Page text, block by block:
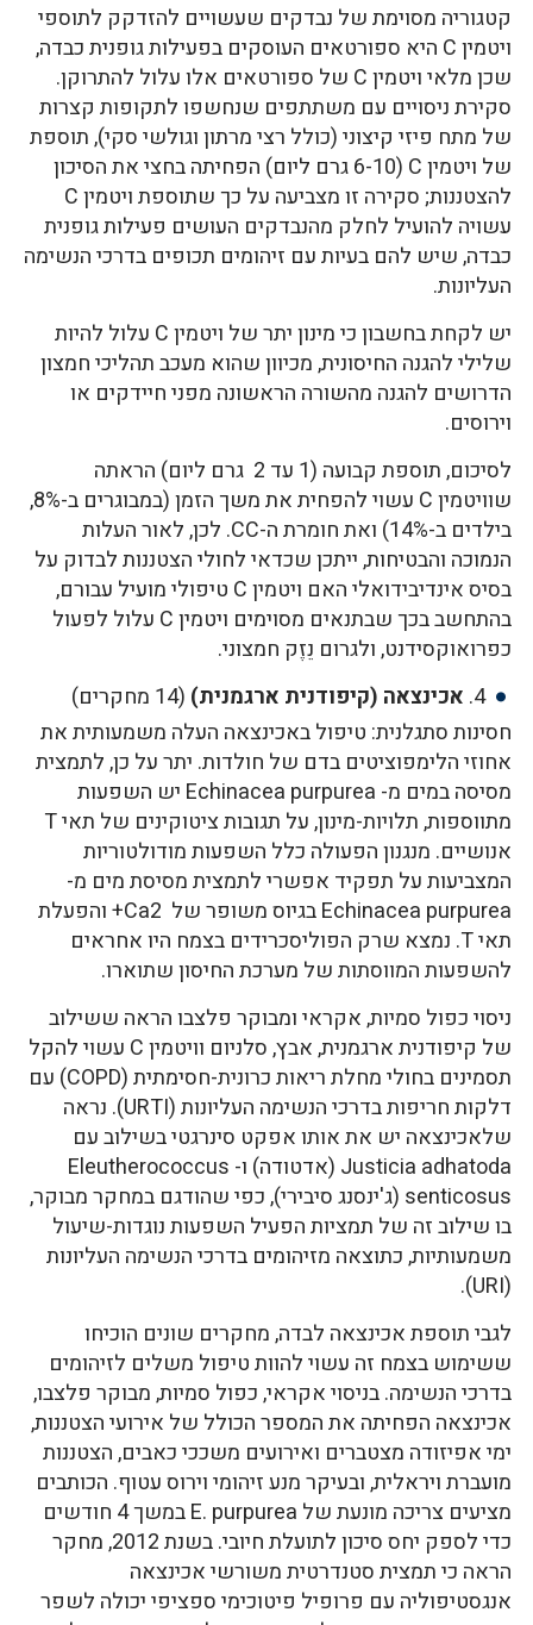
קטגוריה מסוימת של נבדקים שעשויים להזדקק לתוספי
ויטמין C היא ספורטאים העוסקים בפעילות גופנית כבדה,
שכן מלאי ויטמין C של ספורטאים אלו עלול להתרוקן.
סקירת ניסויים עם משתתפים שנחשפו לתקופות קצרות
של מתח פיזי קיצוני (כולל רצי מרתון וגולשי סקי), תוספת
של ויטמין C (6-10 גרם ליום) הפחיתה בחצי את הסיכון
להצטננות; סקירה זו מצביעה על כך שתוספת ויטמין C
עשויה להועיל לחלק מהנבדקים העושים פעילות גופנית
כבדה, שיש להם בעיות עם זיהומים תכופים בדרכי הנשימה
העליונות.
יש לקחת בחשבון כי מינון יתר של ויטמין C עלול להיות
שלילי להגנה החיסונית, מכיוון שהוא מעכב תהליכי חמצון
הדרושים להגנה מהשורה הראשונה מפני חיידקים או
וירוסים.
לסיכום, תוספת קבועה (1 עד 2 גרם ליום) הראתה
שוויטמין C עשוי להפחית את משך הזמן (במבוגרים ב-8%,
בילדים ב-14%) ואת חומרת ה-CC. לכן, לאור העלות
הנמוכה והבטיחות, ייתכן שכדאי לחולי הצטננות לבדוק על
בסיס אינדיבידואלי האם ויטמין C טיפולי מועיל עבורם,
בהתחשב בכך שבתנאים מסוימים ויטמין C עלול לפעול
כפרואוקסידנט, ולגרום נֵזֶק חמצוני.
4. אכינצאה (קיפודנית ארגמנית) (14 מחקרים)
חסינות סתגלנית: טיפול באכינצאה העלה משמעותית את
אחוזי הלימפוציטים בדם של חולדות. יתר על כן, לתמצית
מסיסה במים מ- Echinacea purpurea יש השפעות
מתווספות, תלויות-מינון, על תגובות ציטוקינים של תאי T
אנושיים. מנגנון הפעולה כלל השפעות מודולטוריות
המצביעות על תפקיד אפשרי לתמצית מסיסת מים מ-
Echinacea purpurea בגיוס משופר של Ca2+ והפעלת
תאי T. נמצא שרק הפוליסכרידים בצמח היו אחראים
להשפעות המווסתות של מערכת החיסון שתוארו.
ניסוי כפול סמיות, אקראי ומבוקר פלצבו הראה ששילוב
של קיפודנית ארגמנית, אבץ, סלניום וויטמין C עשוי להקל
תסמינים בחולי מחלת ריאות כרונית-חסימתית (COPD) עם
דלקות חריפות בדרכי הנשימה העליונות (URTI). נראה
שלאכינצאה יש את אותו אפקט סינרגטי בשילוב עם
Justicia adhatoda (אדטודה) ו- Eleutherococcus
senticosus (ג'ינסנג סיבירי), כפי שהודגם במחקר מבוקר,
בו שילוב זה של תמציות הפעיל השפעות נוגדות-שיעול
משמעותיות, כתוצאה מזיהומים בדרכי הנשימה העליונות
(URI).
לגבי תוספת אכינצאה לבדה, מחקרים שונים הוכיחו
ששימוש בצמח זה עשוי להוות טיפול משלים לזיהומים
בדרכי הנשימה. בניסוי אקראי, כפול סמיות, מבוקר פלצבו,
אכינצאה הפחיתה את המספר הכולל של אירועי הצטננות,
ימי אפיזודה מצטברים ואירועים משככי כאבים, הצטננות
מועברת ויראלית, ובעיקר מנע זיהומי וירוס עטוף. הכותבים
מציעים צריכה מונעת של E. purpurea במשך 4 חודשים
כדי לספק יחס סיכון לתועלת חיובי. בשנת 2012, מחקר
הראה כי תמצית סטנדרטית משורשי אכינצאה
אנגסטיפוליה עם פרופיל פיטוכימי ספציפי יכולה לשפר